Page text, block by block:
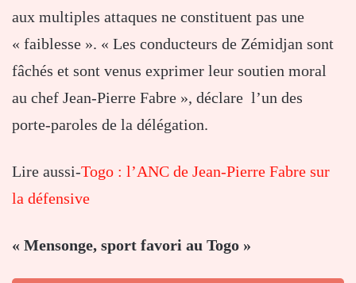
aux multiples attaques ne constituent pas une
« faiblesse ». « Les conducteurs de Zémidjan sont
fâchés et sont venus exprimer leur soutien moral
au chef Jean-Pierre Fabre », déclare l’un des
porte-paroles de la délégation.
Lire aussi-Togo : l’ANC de Jean-Pierre Fabre sur
la défensive
« Mensonge, sport favori au Togo »